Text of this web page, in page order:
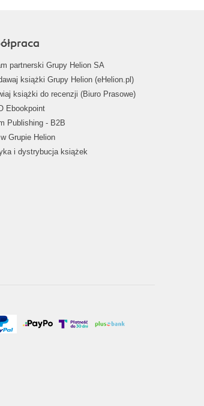
partnerski Grupy Helion SA
książki Grupy Helion (eHelion.pl)
książki do recenzji (Biuro Prasowe)
Ebookpoint
Publishing - B2B
Grupie Helion
i dystrybucja książek